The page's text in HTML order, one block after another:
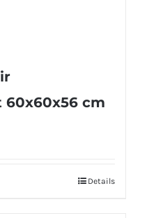
60x60x56 cm
Details